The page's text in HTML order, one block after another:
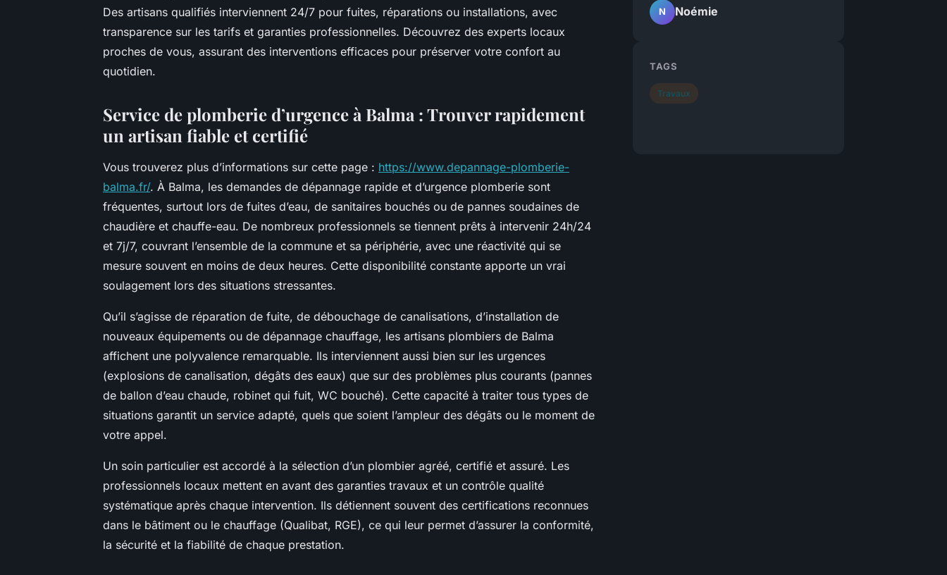
Des artisans qualifiés interviennent 24/7 pour fuites, réparations ou installations, avec
transparence sur les tarifs et garanties professionnelles. Découvrez des experts locaux
proches de vous, assurant des interventions efficaces pour préserver votre confort au
quotidien.
Service de plomberie d’urgence à Balma : Trouver rapidement
un artisan fiable et certifié
Vous trouverez plus d’informations sur cette page : https://www.depannage-plomberie-
balma.fr/. À Balma, les demandes de dépannage rapide et d’urgence plomberie sont
fréquentes, surtout lors de fuites d’eau, de sanitaires bouchés ou de pannes soudaines de
chaudière et chauffe-eau. De nombreux professionnels se tiennent prêts à intervenir 24h/24
et 7j/7, couvrant l’ensemble de la commune et sa périphérie, avec une réactivité qui se
mesure souvent en moins de deux heures. Cette disponibilité constante apporte un vrai
soulagement lors des situations stressantes.
Qu’il s’agisse de réparation de fuite, de débouchage de canalisations, d’installation de
nouveaux équipements ou de dépannage chauffage, les artisans plombiers de Balma
affichent une polyvalence remarquable. Ils interviennent aussi bien sur les urgences
(explosions de canalisation, dégâts des eaux) que sur des problèmes plus courants (pannes
de ballon d’eau chaude, robinet qui fuit, WC bouché). Cette capacité à traiter tous types de
situations garantit un service adapté, quels que soient l’ampleur des dégâts ou le moment de
votre appel.
Un soin particulier est accordé à la sélection d’un plombier agréé, certifié et assuré. Les
professionnels locaux mettent en avant des garanties travaux et un contrôle qualité
systématique après chaque intervention. Ils détiennent souvent des certifications reconnues
dans le bâtiment ou le chauffage (Qualibat, RGE), ce qui leur permet d’assurer la conformité,
la sécurité et la fiabilité de chaque prestation.
N Noémie
TAGS
Travaux